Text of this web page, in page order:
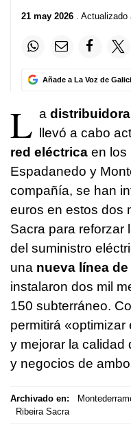
21 may 2026 . Actualizado
Añade a La Voz de
L a distribuidora
llevó a cabo
red eléctrica en los
Espadanedo y
compañía, se han
euros en estos dos
Sacra para reforzar
del suministro
una nueva línea
instalaron dos mil
150 subterráneo.
permitirá
y mejorar la calidad
y negocios de
Archivado en:
Ribeira Sacra